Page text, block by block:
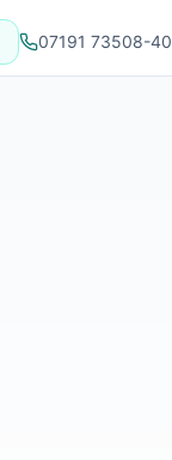
07191 73508-40